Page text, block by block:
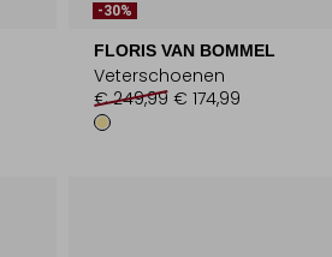
-30%
FLORIS VAN BOMMEL
Veterschoenen
€ 249,99 € 174,99